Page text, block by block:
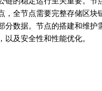
，全节点需要完整存储区块
分数据。节点的搭建和维护
以及安全性和性能优化。